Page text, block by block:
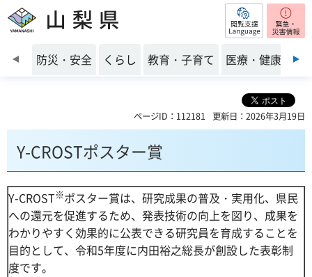
山梨県 閲覧支援
前のスライドを表示
防災・安全 くらし 教育・子育て 医療・健康・福
ページID：112181 更新日：2026年3月19日
Y-CROSTポスター賞
Y-CROST※ポスター賞は、研究成果の普及・実用化、県民
への還元を促進するため、発表技術の向上を図り、成果を
わかりやすく効果的に公表できる研究員を育成することを
目的として、令和5年度に内田裕之総長が創設した表彰制
度です。